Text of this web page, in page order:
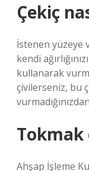
Çekiç
İstenen yüzeye
kendi
kullanarak
çivilerseniz, bu
Tokmak
Ahşap İşleme